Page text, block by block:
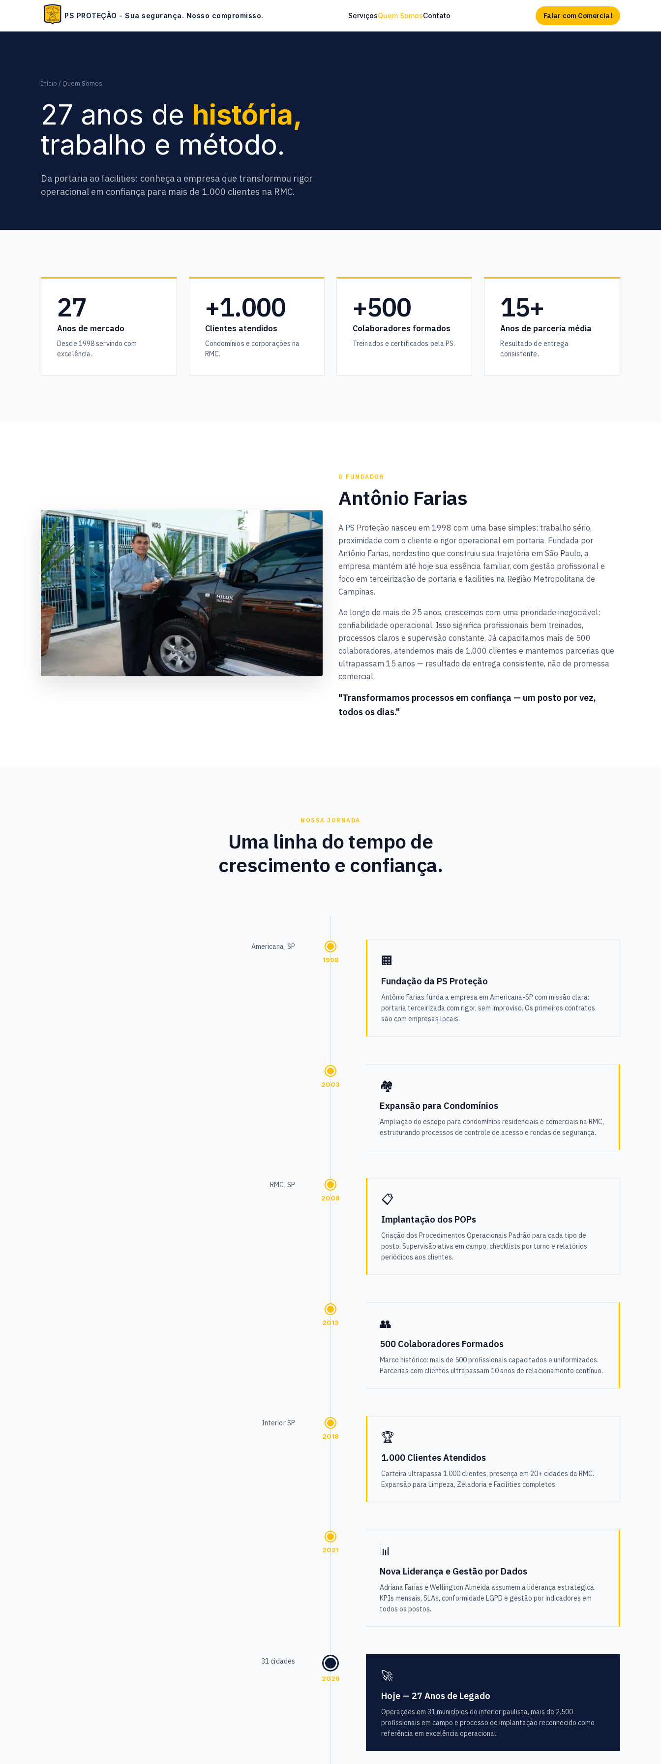
PS PROTEÇÃO - Sua segurança. Nosso compromisso. ServiçosQuem SomosContato Falar com Comercial
Início / Quem Somos
27 anos de história,
trabalho e método.
Da portaria ao facilities: conheça a empresa que transformou rigor
operacional em confiança para mais de 1.000 clientes na RMC.
27
Anos de mercado
Desde 1998 servindo com
excelência.
+1.000
Clientes atendidos
Condomínios e corporações na
RMC.
+500
Colaboradores formados
Treinados e certificados pela PS.
15+
Anos de parceria média
Resultado de entrega
consistente.
O FUNDADOR
Antônio Farias
A PS Proteção nasceu em 1998 com uma base simples: trabalho sério,
proximidade com o cliente e rigor operacional em portaria. Fundada por
Antônio Farias, nordestino que construiu sua trajetória em São Paulo, a
empresa mantém até hoje sua essência familiar, com gestão profissional e
foco em terceirização de portaria e facilities na Região Metropolitana de
Campinas.
Ao longo de mais de 25 anos, crescemos com uma prioridade inegociável:
confiabilidade operacional. Isso significa profissionais bem treinados,
processos claros e supervisão constante. Já capacitamos mais de 500
colaboradores, atendemos mais de 1.000 clientes e mantemos parcerias que
ultrapassam 15 anos — resultado de entrega consistente, não de promessa
comercial.
"Transformamos processos em confiança — um posto por vez,
todos os dias."
NOSSA JORNADA
Uma linha do tempo de
crescimento e confiança.
Americana, SP
1998 🏢
Fundação da PS Proteção
Antônio Farias funda a empresa em Americana-SP com missão clara:
portaria terceirizada com rigor, sem improviso. Os primeiros contratos
são com empresas locais.
🏘️
Expansão para Condomínios
Ampliação do escopo para condomínios residenciais e comerciais na RMC,
estruturando processos de controle de acesso e rondas de segurança.
2003
RMC, SP
2008 📋
Implantação dos POPs
Criação dos Procedimentos Operacionais Padrão para cada tipo de
posto. Supervisão ativa em campo, checklists por turno e relatórios
periódicos aos clientes.
👥
500 Colaboradores Formados
Marco histórico: mais de 500 profissionais capacitados e uniformizados.
Parcerias com clientes ultrapassam 10 anos de relacionamento contínuo.
2013
Interior SP
2018 🏆
1.000 Clientes Atendidos
Carteira ultrapassa 1.000 clientes, presença em 20+ cidades da RMC.
Expansão para Limpeza, Zeladoria e Facilities completos.
📊
Nova Liderança e Gestão por Dados
Adriana Farias e Wellington Almeida assumem a liderança estratégica.
KPIs mensais, SLAs, conformidade LGPD e gestão por indicadores em
todos os postos.
2021
31 cidades
2026 🚀
Hoje — 27 Anos de Legado
Operações em 31 municípios do interior paulista, mais de 2.500
profissionais em campo e processo de implantação reconhecido como
referência em excelência operacional.